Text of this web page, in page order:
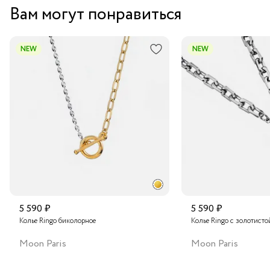
Вам могут понравиться
NEW
5 590 ₽
Колье Ringo биколорное
Moon Paris
NEW
5 590 ₽
Колье Ringo с
Moon Paris